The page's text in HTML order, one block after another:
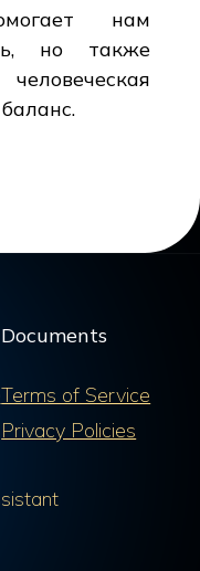
нам
но также
Documents
Terms of Service
Privacy Policies